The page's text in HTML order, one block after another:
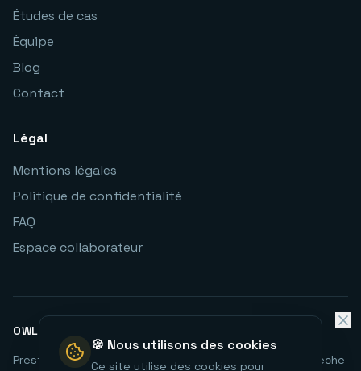
🍪 Nous utilisons des cookies
Ce site utilise des cookies pour
Études de cas
Équipe
Blog
Contact
Légal
Mentions légales
Politique de confidentialité
FAQ
Espace collaborateur
OWLTECH EN AUVERGNE-RHÔNE-ALPES
Prestataire informatique Peaugres
Infogérance PME Ardèche